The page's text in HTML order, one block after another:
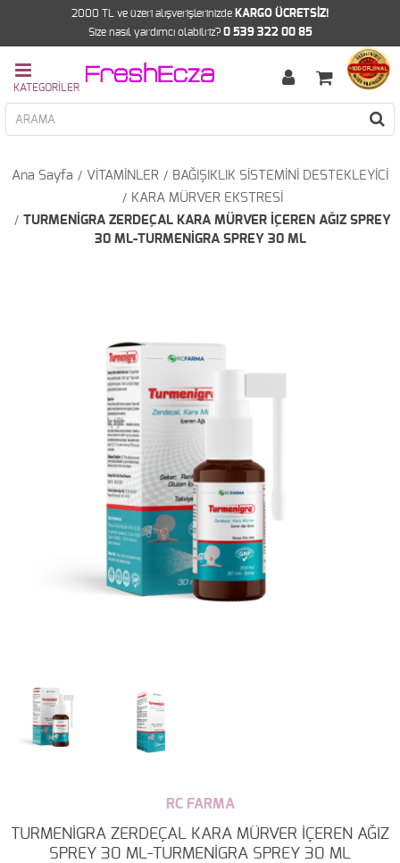
2000 TL ve üzeri alışverişlerinizde KARGO ÜCRETSİZ!
Size nasıl yardımcı olabilriz? 0 539 322 00 85
Ana Sayfa VİTAMİNLER
BAĞIŞIKLIK SİSTEMİNİ DESTEKLEYİCİ
KARA MÜRVER EKSTRESİ
TURMENİGRA ZERDEÇAL KARA MÜRVER İÇEREN AĞIZ SPREY
30 ML-TURMENİGRA SPREY 30 ML
RC FARMA
TURMENİGRA ZERDEÇAL KARA MÜRVER İÇEREN AĞIZ
SPREY 30 ML-TURMENİGRA SPREY 30 ML